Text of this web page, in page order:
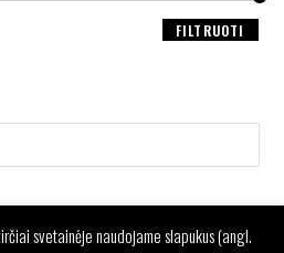
FILTRUOTI
svetainėje naudojame slapukus (angl.